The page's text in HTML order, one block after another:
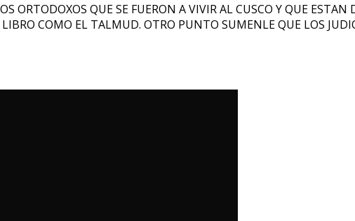
ORTODOXOS QUE SE FUERON A VIVIR AL CUSCO Y QUE
COMO EL TALMUD. OTRO PUNTO SUMENLE QUE LOS